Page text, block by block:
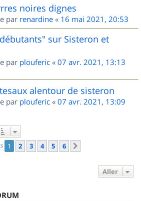
noires dignes
par renardine « 16 mai 2021, 20:53
sur Sisteron et
par plouferic « 07 avr. 2021, 13:13
alentour de sisteron
par plouferic « 07 avr. 2021, 13:09
1 2 3 4 5 6
Aller